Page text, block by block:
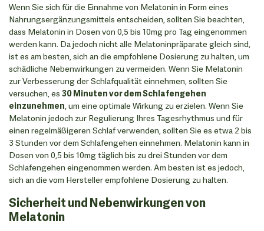
Wenn Sie sich für die Einnahme von Melatonin in Form eines
Nahrungsergänzungsmittels entscheiden, sollten Sie beachten,
dass Melatonin in Dosen von 0,5 bis 10mg pro Tag eingenommen
werden kann. Da jedoch nicht alle Melatoninpräparate gleich sind,
ist es am besten, sich an die empfohlene Dosierung zu halten, um
schädliche Nebenwirkungen zu vermeiden. Wenn Sie Melatonin
zur Verbesserung der Schlafqualität einnehmen, sollten Sie
versuchen, es 30 Minuten vor dem Schlafengehen
einzunehmen, um eine optimale Wirkung zu erzielen. Wenn Sie
Melatonin jedoch zur Regulierung Ihres Tagesrhythmus und für
einen regelmäßigeren Schlaf verwenden, sollten Sie es etwa 2 bis
3 Stunden vor dem Schlafengehen einnehmen. Melatonin kann in
Dosen von 0,5 bis 10mg täglich bis zu drei Stunden vor dem
Schlafengehen eingenommen werden. Am besten ist es jedoch,
sich an die vom Hersteller empfohlene Dosierung zu halten.
Sicherheit und Nebenwirkungen von
Melatonin